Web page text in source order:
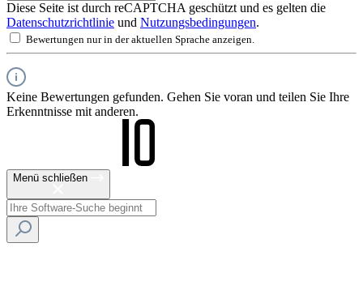
Diese Seite ist durch reCAPTCHA geschützt und es gelten die
Datenschutzrichtlinie und Nutzungsbedingungen.
Bewertungen nur in der aktuellen Sprache anzeigen.
Keine Bewertungen gefunden. Gehen Sie voran und teilen Sie Ihre
Erkenntnisse mit anderen.
Menü schließen